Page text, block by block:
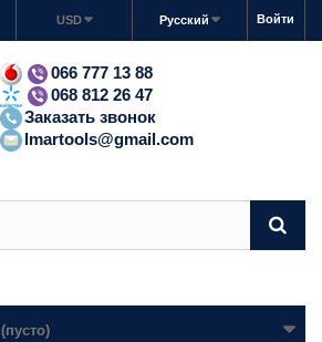
Войти
Русский
USD
066 777 13 88
068 812 26 47
Заказать звонок
lmartools@gmail.com
(пусто)